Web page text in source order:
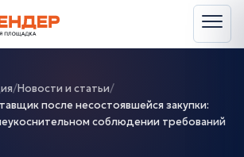
/Новости и статьи/
после несостоявшейся закупки:
соблюдении требований